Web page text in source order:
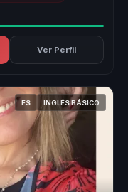
Ver Perfil
ES INGLÉS BÁSICO